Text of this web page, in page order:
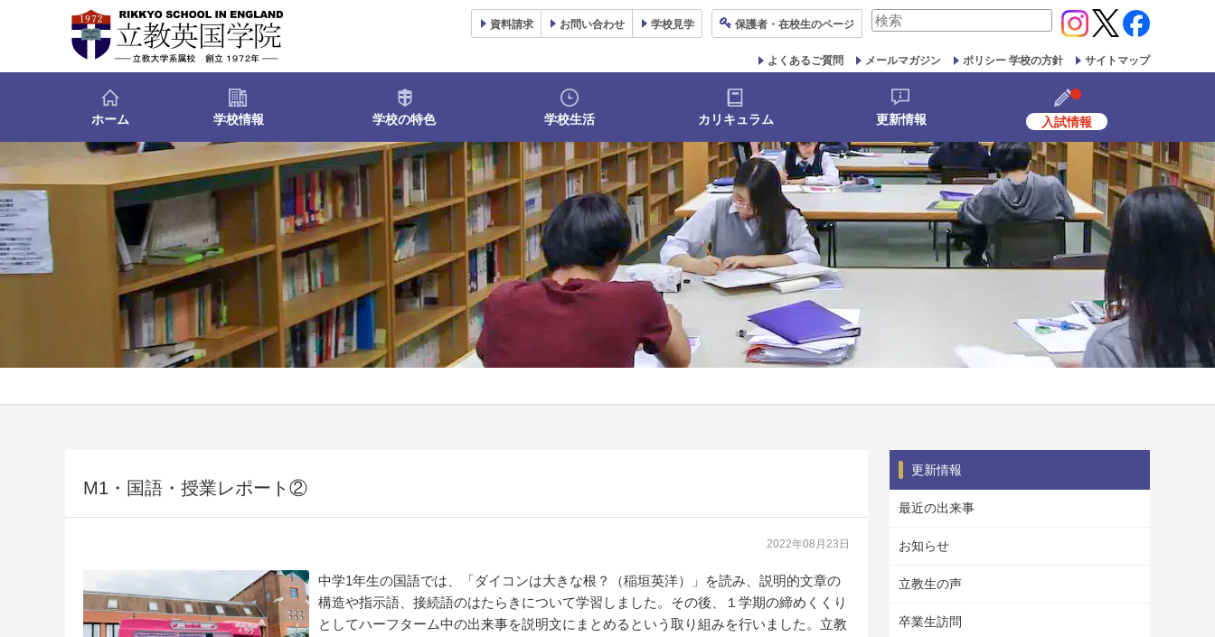
資料請求 お問い合わせ 学校見学 保護者 ・在校生のページ
検
対
象:
よくあるご質問 メールマガジン ポリシー 学校の方針 サイトマップ
ホーム 学校情報 学校の特色 学校生活 カリキュラム 更新情報 入試情報
M1・国語・授業レポート②
2022年08月23日
中学1年生の国語では、「ダイコンは大きな根？（稲垣英洋）」を読み、説明的文章の
構造や指示語、接続語のはたらきについて学習しました。その後、１学期の締めくくり
としてハーフターム中の出来事を説明文にまとめるという取り組みを行いました。立教
更新情報
最近の出来事
お知らせ
立教生の声
卒業生訪問